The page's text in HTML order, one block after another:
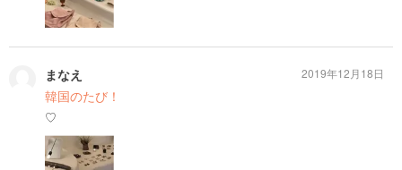
まなえ
韓国のたび！
♡
2019年12月18日